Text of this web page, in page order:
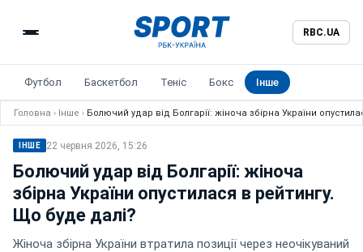
RBC.UA
Футбол Баскетбол Теніс Бокс Інше
Головна › Інше › Болючий удар від Болгарії: жіноча збірна України
ІНШЕ 22 червня 2026, 15:26
Болючий удар від Болгарії: жіноча
збірна України опустилася в рейтингу.
Що буде далі?
Жіноча збірна України втратила позиції через неочікуваний